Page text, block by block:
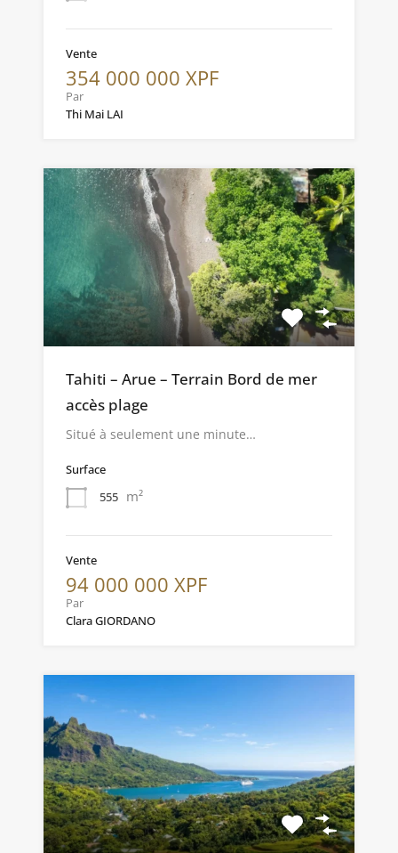
Vente
354 000 000 XPF
Par
Thi Mai LAI
Tahiti – Arue – Terrain Bord de mer
accès plage
Situé à seulement une minute…
Surface
555 m²
Vente
94 000 000 XPF
Par
Clara GIORDANO